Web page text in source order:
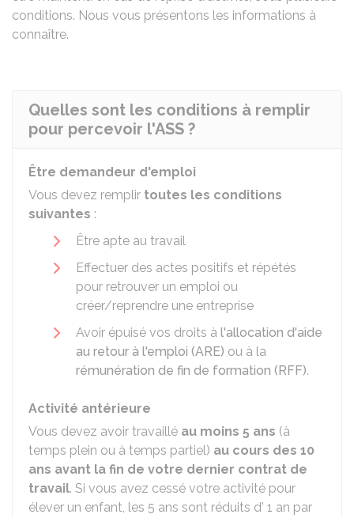
conditions. Nous vous présentons les informations à
connaître.
Quelles sont les conditions à remplir
pour percevoir l'ASS ?
Être demandeur d'emploi
Vous devez remplir toutes les conditions
suivantes :
Être apte au travail
Effectuer des actes positifs et répétés
pour retrouver un emploi ou
créer/reprendre une entreprise
Avoir épuisé vos droits à l'allocation d'aide
au retour à l'emploi (ARE) ou à la
rémunération de fin de formation (RFF).
Activité antérieure
Vous devez avoir travaillé au moins 5 ans (à
temps plein ou à temps partiel) au cours des 10
ans avant la fin de votre dernier contrat de
travail. Si vous avez cessé votre activité pour
élever un enfant, les 5 ans sont réduits d' 1 an par